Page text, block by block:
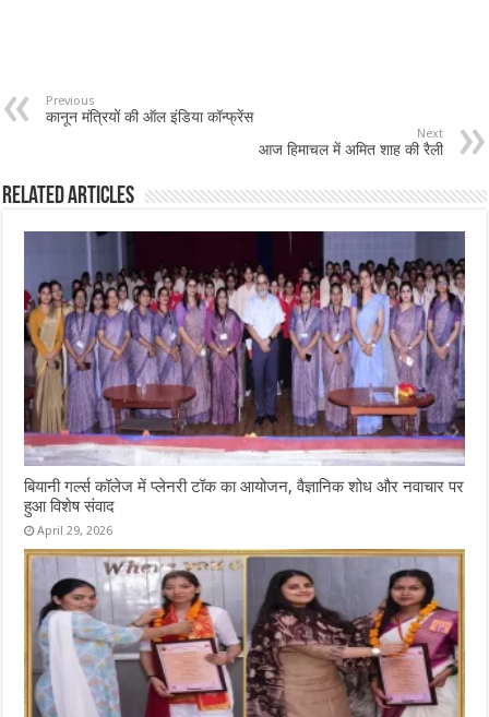
Previous
कानून मंत्रियों की ऑल इंडिया कॉन्फ्रेंस
Next
आज हिमाचल में अमित शाह की रैली
Related Articles
बियानी गर्ल्स कॉलेज में प्लेनरी टॉक का आयोजन, वैज्ञानिक शोध और नवाचार पर
हुआ विशेष संवाद
April 29, 2026